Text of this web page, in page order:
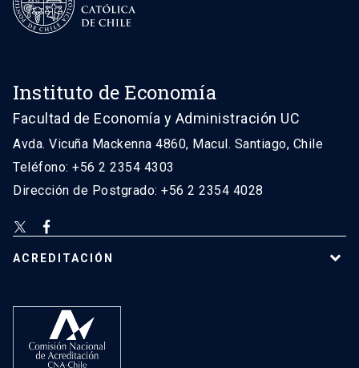
Instituto de Economía
Facultad de Economía y Administración UC
Avda. Vicuña Mackenna 4860, Macul. Santiago, Chile
Teléfono: +56 2 2354 4303
Dirección de Postgrado: +56 2 2354 4028
ACREDITACIÓN